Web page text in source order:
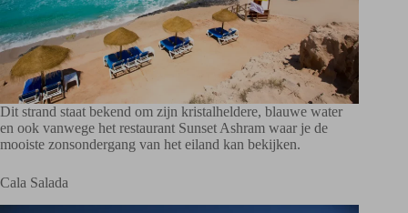
Dit strand staat bekend om zijn kristalheldere, blauwe water
en ook vanwege het restaurant Sunset Ashram waar je de
mooiste zonsondergang van het eiland kan bekijken.
Cala Salada